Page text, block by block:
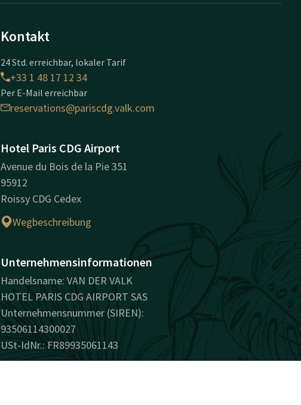
Kontakt
24 Std. erreichbar, lokaler Tarif
+33 1 48 17 12 34
Per E-Mail erreichbar
reservations@pariscdg.valk.com
Hotel Paris CDG Airport
Avenue du Bois de la Pie 351
95912
Roissy CDG Cedex
Wegbeschreibung
Unternehmensinformationen
Handelsname: VAN DER VALK
HOTEL PARIS CDG AIRPORT SAS
Unternehmensnummer (SIREN):
93506114300027
USt-IdNr.: FR89935061143